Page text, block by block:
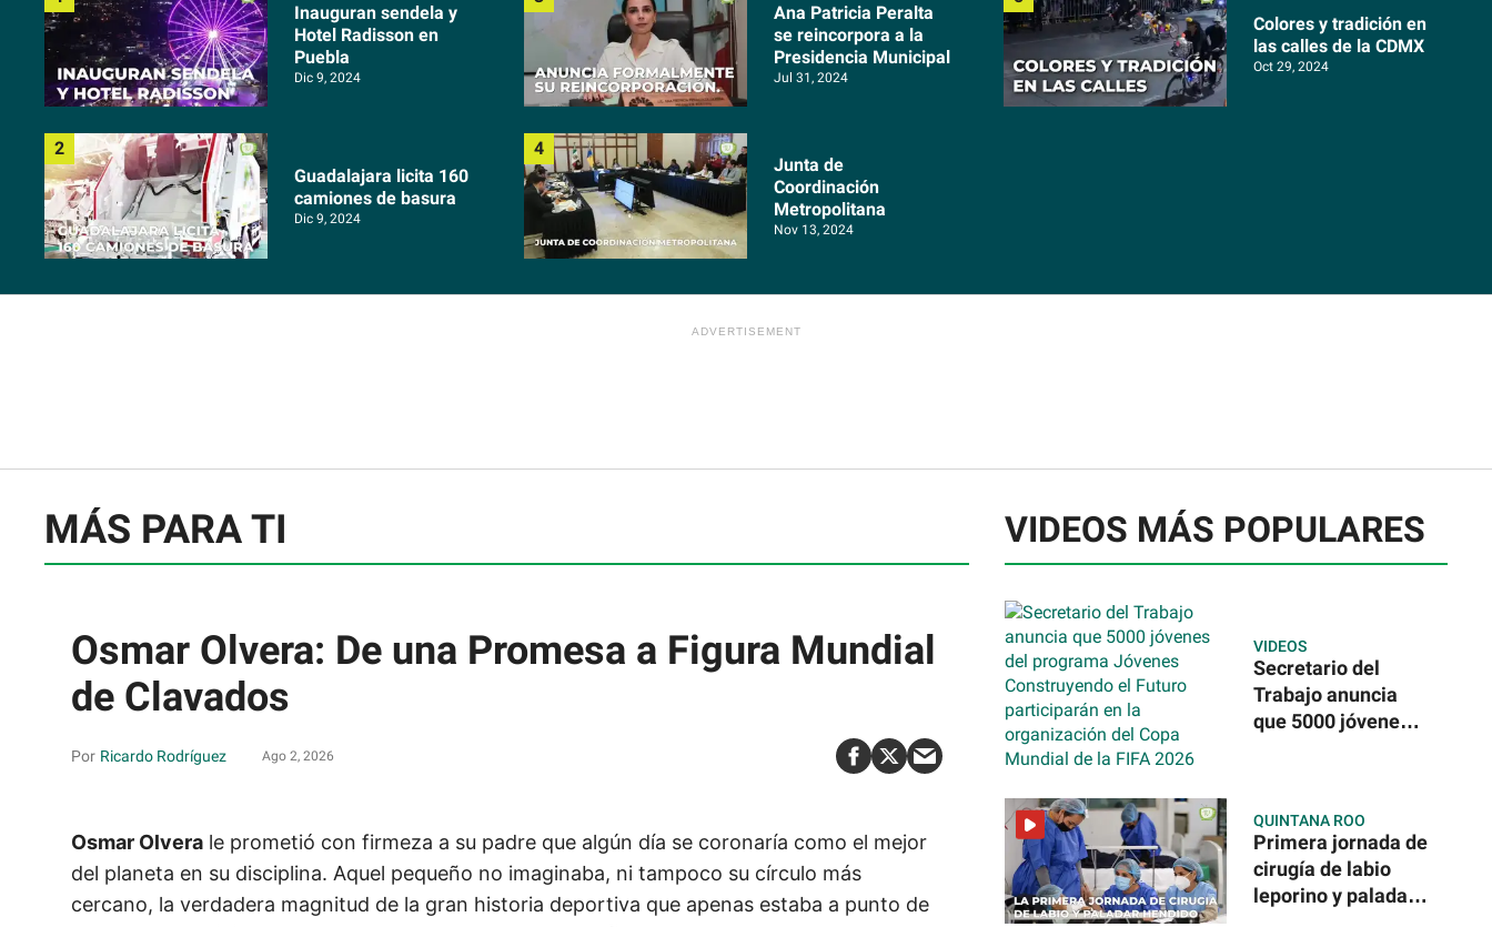
Inauguran sendela y
Hotel Radisson en
Puebla
Dic 9, 2024
Guadalajara licita 160
camiones de basura
Dic 9, 2024
Ana Patricia Peralta
se reincorpora a la
Presidencia Municipal
Jul 31, 2024
Junta de
Coordinación
Metropolitana
Nov 13, 2024
Colores y tradición en
las calles de la CDMX
Oct 29, 2024
MÁS PARA TI
Osmar Olvera: De una Promesa a Figura Mundial
de Clavados
Ricardo Rodríguez Ago 2, 2026
Osmar Olvera le prometió con firmeza a su padre que algún día se coronaría como el mejor
del planeta en su disciplina. Aquel pequeño no imaginaba, ni tampoco su círculo más
cercano, la verdadera magnitud de la gran historia deportiva que apenas estaba a punto de
VIDEOS MÁS POPULARES
VIDEOS
Secretario del
Trabajo anuncia
que 5000 jóvenes
Futuro participarán
en la organización
del Copa Mundial
de la FIFA 2026
QUINTANA ROO
Primera jornada de
cirugía de labio
leporino y paladar